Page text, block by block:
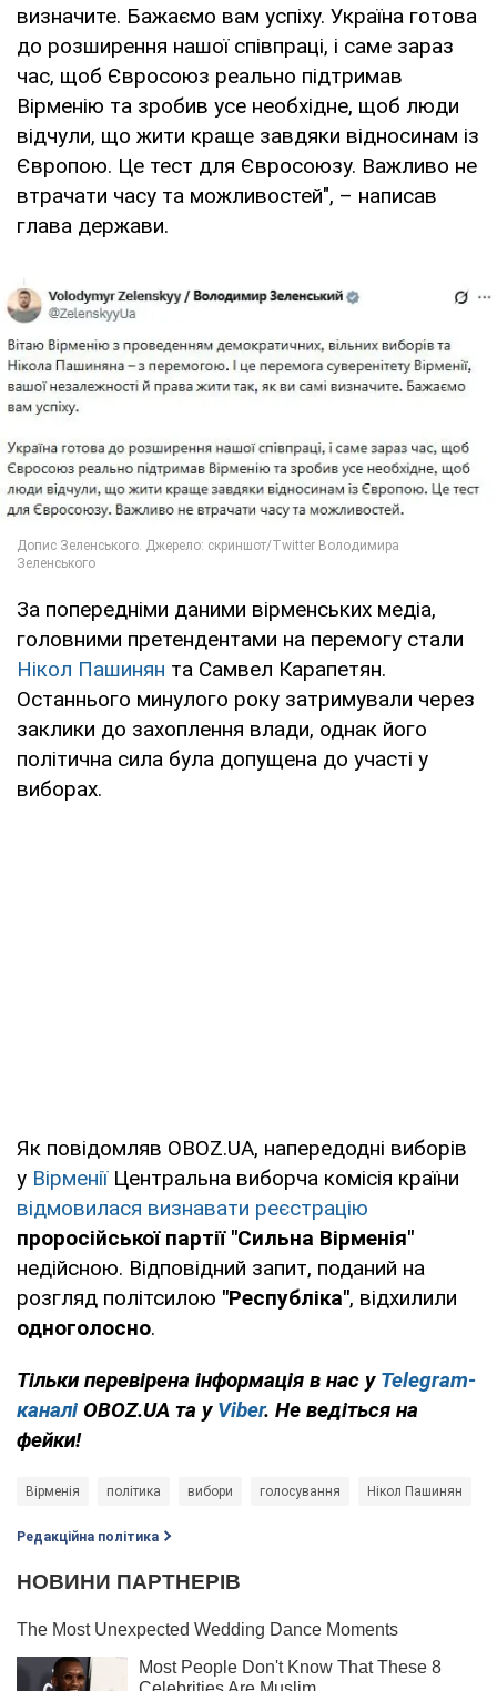
визначите. Бажаємо вам успіху. Україна готова
до розширення нашої співпраці, і саме зараз
час, щоб Євросоюз реально підтримав
Вірменію та зробив усе необхідне, щоб люди
відчули, що жити краще завдяки відносинам із
Європою. Це тест для Євросоюзу. Важливо не
втрачати часу та можливостей", – написав
глава держави.
За попередніми даними вірменських медіа,
головними претендентами на перемогу стали
Нікол Пашинян та Самвел Карапетян.
Останнього минулого року затримували через
заклики до захоплення влади, однак його
політична сила була допущена до участі у
виборах.
Як повідомляв OBOZ.UA, напередодні виборів
у ВірменіїЦентральна виборча комісія країни
відмовилася визнавати реєстрацію
проросійської партії "Сильна Вірменія"
недійсною. Відповідний запит, поданий на
розгляд політсилою "Республіка", відхилили
одноголосно.
Тільки перевірена інформація в нас у Telegram-
каналі OBOZ.UA та у Viber. Не ведіться на
фейки!
Вірменія політика вибори голосування Нікол Пашинян
Редакційна політика